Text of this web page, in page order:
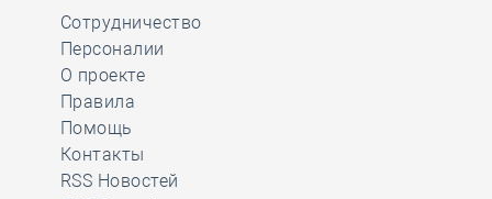
Сотрудничество
Персоналии
О проекте
Правила
Помощь
Контакты
RSS Новостей